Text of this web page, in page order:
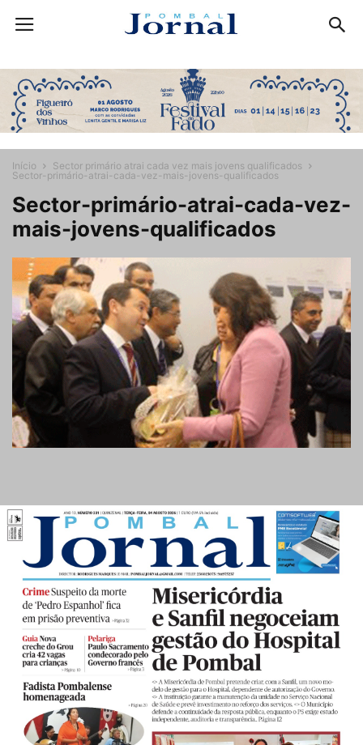
Início
Sector primário atrai cada vez mais jovens qualificados
Sector-primário-atrai-cada-vez-mais-jovens-qualificados
Sector-primário-atrai-cada-vez-
mais-jovens-qualificados